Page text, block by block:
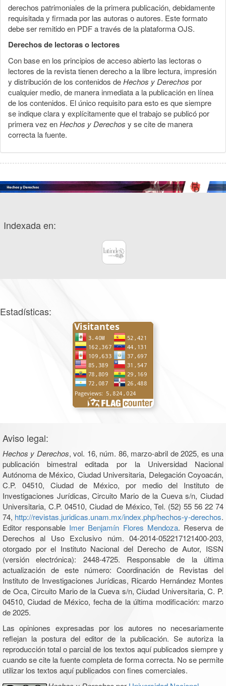
derechos patrimoniales de la primera publicación, debidamente
requisitada y firmada por las autoras o autores. Este formato
debe ser remitido en PDF a través de la plataforma OJS.
Derechos de lectoras o lectores
Con base en los principios de acceso abierto las lectoras o
lectores de la revista tienen derecho a la libre lectura, impresión
y distribución de los contenidos deHechos y Derechos por
cualquier medio, de manera inmediata a la publicación en línea
de los contenidos. El único requisito para esto es que siempre
se indique clara y explícitamente que el trabajo se publicó por
primera vez enHechos y Derechos y se cite de manera
correcta la fuente.
Indexada en:
Estadísticas:
Aviso legal:
Hechos y Derechos, vol. 16, núm. 86, marzo-abril de 2025, es una
publicación bimestral editada por la Universidad Nacional
Autónoma de México, Ciudad Universitaria, Delegación Coyoacán,
C.P. 04510, Ciudad de México, por medio del Instituto de
Investigaciones Jurídicas, Circuito Mario de la Cueva s/n, Ciudad
Universitaria, C.P. 04510, Ciudad de México, Tel. (52) 55 56 22 74
74, http://revistas.juridicas.unam.mx/index.php/hechos-y-derechos.
Editor responsable Imer Benjamín Flores Mendoza. Reserva de
Derechos al Uso Exclusivo núm. 04-2014-052217121400-203,
otorgado por el Instituto Nacional del Derecho de Autor, ISSN
(versión electrónica): 2448-4725. Responsable de la última
actualización de este número: Coordinación de Revistas del
Instituto de Investigaciones Jurídicas, Ricardo Hernández Montes
de Oca, Circuito Mario de la Cueva s/n, Ciudad Universitaria, C. P.
04510, Ciudad de México, fecha de la última modificación: marzo
de 2025.
Las opiniones expresadas por los autores no necesariamente
reflejan la postura del editor de la publicación. Se autoriza la
reproducción total o parcial de los textos aquí publicados siempre y
cuando se cite la fuente completa de forma correcta. No se permite
utilizar los textos aquí publicados con fines comerciales.